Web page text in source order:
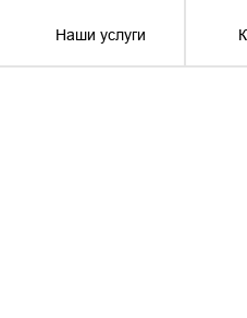
Наши услуги